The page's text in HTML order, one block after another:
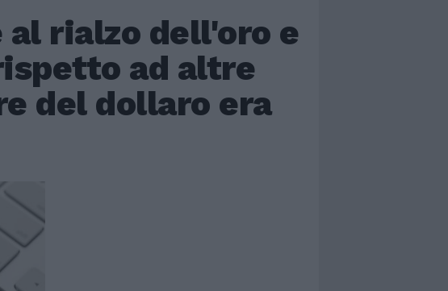
rialzo dell'oro e
ad altre
del dollaro era